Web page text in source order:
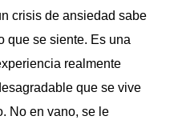
crisis de ansiedad sabe
que se siente. Es una
realmente
que se vive
No en vano, se le